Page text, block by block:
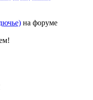
на форуме